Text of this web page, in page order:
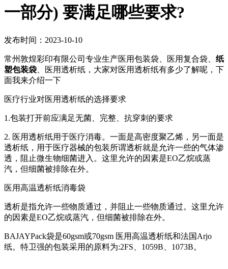
一部分) 要满足哪些要求?
发布时间：2023-10-10
常州敦煌彩印有限公司专业生产医用包装袋、医用复合袋、 纸
塑包装袋 、医用透析纸，大家对医用透析纸有多少了解呢，下
面我来介绍一下
医疗行业对医用透析纸的选择要求
1.包装打开前应满足无菌、完整、抗穿刺的要求
2. 医用透析纸用于医疗消毒。一面是高密度聚乙烯，另一面是
透析纸，用于医疗器械的包装所谓透析就是允许一些的气体渗
透，阻止微生物细菌进入。这里允许的因素是EO乙烷或蒸
汽，但细菌被排除在外。
医用高温透析纸消毒袋
透析是指允许一些物质通过，并阻止一些物质通过。这里允许
的因素是EO乙烷或蒸汽，但细菌被排除在外。
BAJAYPack袋是60gsm或70gsm 医用高温透析纸和法国Arjo
纸。特卫强的包装采用的原料为:2FS、1059B、1073B。